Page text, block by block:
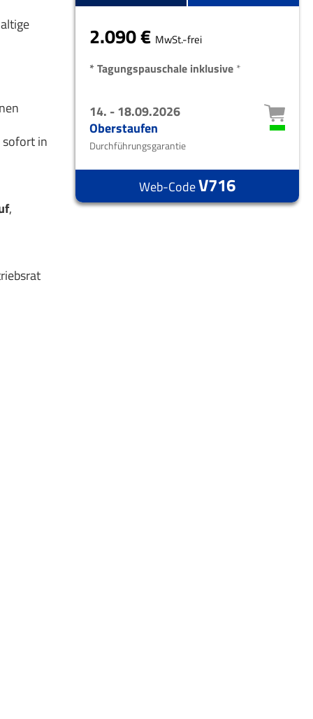
2.090 € MwSt.-frei
* Tagungspauschale inklusive *
14. - 18.09.2026
Oberstaufen
Durchführungsgarantie
Web-CodeV716
sofort in
,